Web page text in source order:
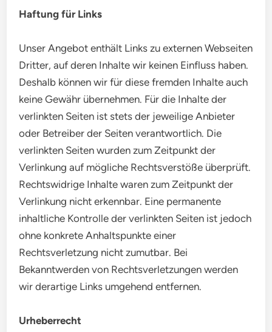
Haftung für Links
Unser Angebot enthält Links zu externen Webseiten
Dritter, auf deren Inhalte wir keinen Einfluss haben.
Deshalb können wir für diese fremden Inhalte auch
keine Gewähr übernehmen. Für die Inhalte der
verlinkten Seiten ist stets der jeweilige Anbieter
oder Betreiber der Seiten verantwortlich. Die
verlinkten Seiten wurden zum Zeitpunkt der
Verlinkung auf mögliche Rechtsverstöße überprüft.
Rechtswidrige Inhalte waren zum Zeitpunkt der
Verlinkung nicht erkennbar. Eine permanente
inhaltliche Kontrolle der verlinkten Seiten ist jedoch
ohne konkrete Anhaltspunkte einer
Rechtsverletzung nicht zumutbar. Bei
Bekanntwerden von Rechtsverletzungen werden
wir derartige Links umgehend entfernen.
Urheberrecht